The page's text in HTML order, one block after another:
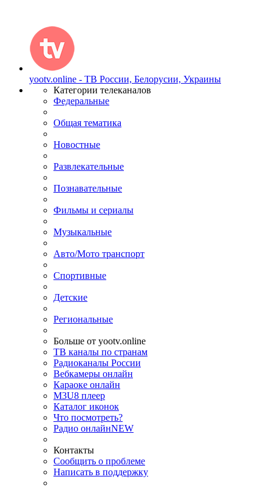
yootv.online - ТВ России, Белорусии, Украины
Категории телеканалов
Федеральные
Общая тематика
Новостные
Развлекательные
Познавательные
Фильмы и сериалы
Музыкальные
Авто/Мото транспорт
Спортивные
Детские
Региональные
Больше от yootv.online
ТВ каналы по странам
Радиоканалы России
Вебкамеры онлайн
Караоке онлайн
M3U8 плеер
Каталог иконок
Что посмотреть?
Радио онлайнNEW
Контакты
Сообщить о проблеме
Написать в поддержку